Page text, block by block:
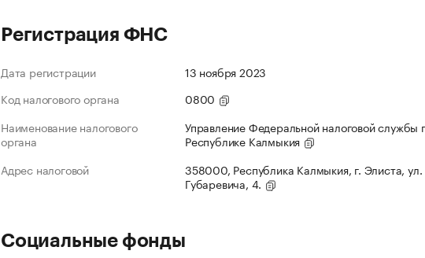
Регистрация ФНС
Дата регистрации
13 ноября 2023
Код налогового органа
0800
Наименование налогового
органа
Управление Федеральной налоговой службы
Республике Калмыкия
Адрес налоговой
358000, Республика Калмыкия, г. Элиста, ул.
Губаревича, 4.
Социальные фонды